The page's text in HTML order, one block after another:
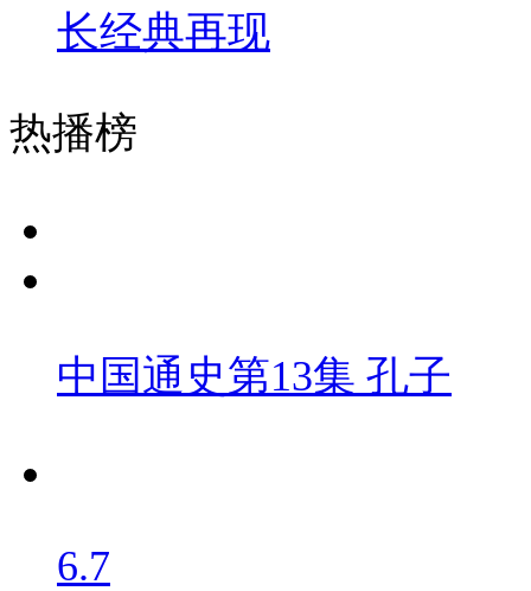
长经典再现
热播榜
中国通史第13集 孔子
6.7